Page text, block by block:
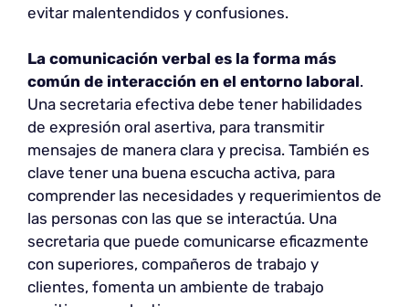
evitar malentendidos y confusiones.
La comunicación verbal es la forma más
común de interacción en el entorno laboral.
Una secretaria efectiva debe tener habilidades
de expresión oral asertiva, para transmitir
mensajes de manera clara y precisa. También es
clave tener una buena escucha activa, para
comprender las necesidades y requerimientos de
las personas con las que se interactúa. Una
secretaria que puede comunicarse eficazmente
con superiores, compañeros de trabajo y
clientes, fomenta un ambiente de trabajo